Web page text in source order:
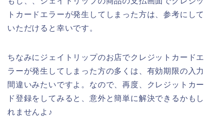
トカードエラーが発生してしまった方は、参考にして
いただけると幸いです。
ちなみにジェイトリップのお店でクレジットカードエ
ラーが発生してしまった方の多くは、有効期限の入力
間違いみたいですよ。なので、再度、クレジットカー
ド登録をしてみると、意外と簡単に解決できるかもし
れませんよ♪